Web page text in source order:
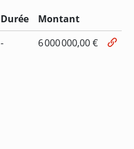
Durée
Montant
- 6 000 000,00 €